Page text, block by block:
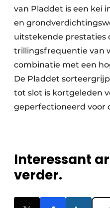
van Pladdet is een kei
en
uitstekende prestaties
trillingsfrequentie van
combinatie met een
De Pladdet
tot slot is kortgeleden
geperfectioneerd voor
Interessant
verder.